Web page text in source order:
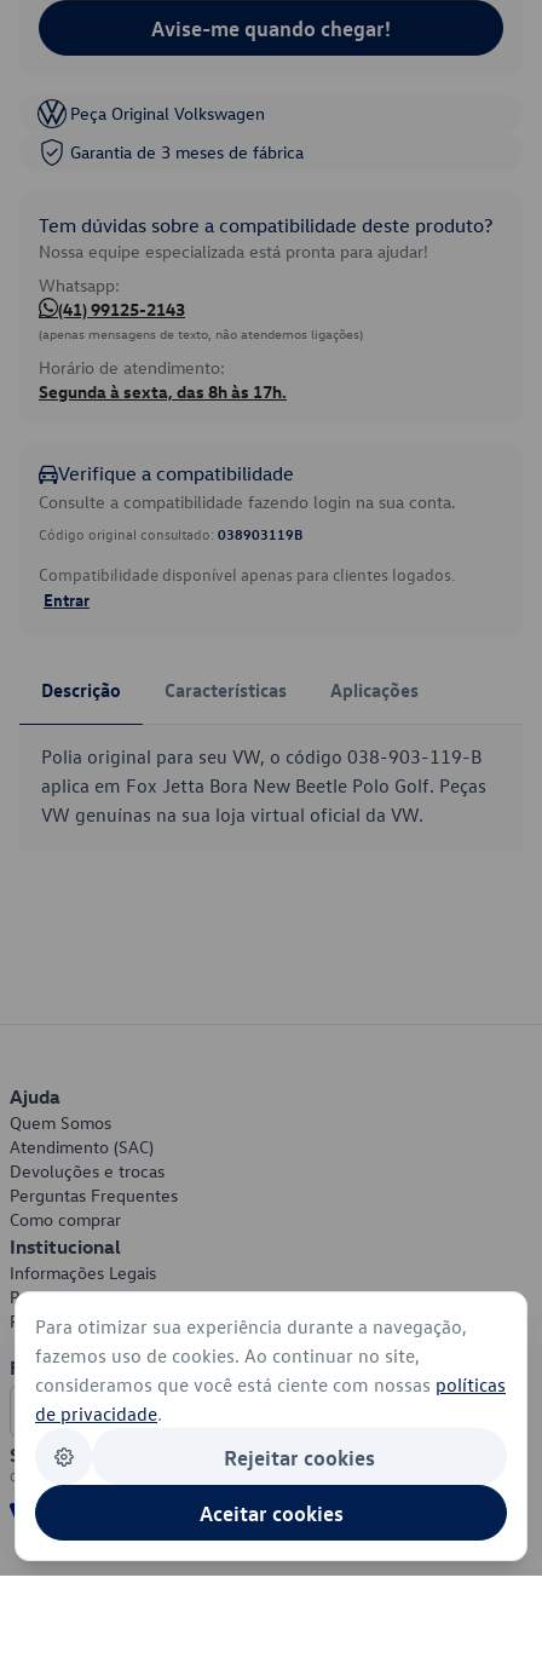
Avise-me quando chegar!
Peça Original Volkswagen
Garantia de 3 meses de fábrica
Tem dúvidas sobre a compatibilidade deste produto?
Nossa equipe especializada está pronta para ajudar!
Whatsapp:
(41) 99125-2143
(apenas mensagens de texto, não atendemos ligações)
Horário de atendimento:
Segunda à sexta, das 8h às 17h.
Verifique a compatibilidade
Consulte a compatibilidade fazendo login na sua conta.
Código original consultado: 038903119B
Compatibilidade disponível apenas para clientes logados.
Entrar
Descrição Características Aplicações
Polia original para seu VW, o código 038-903-119-B
aplica em Fox Jetta Bora New Beetle Polo Golf. Peças
VW genuínas na sua loja virtual oficial da VW.
Ajuda
Quem Somos
Atendimento (SAC)
Devoluções e trocas
Perguntas Frequentes
Como comprar
Institucional
Informações Legais
Política de Privacidade
Política de Cookies
Formas de Pagamento
Segurança
Para otimizar sua experiência durante a navegação,
fazemos uso de cookies. Ao continuar no site,
consideramos que você está ciente com nossas políticas
de privacidade.
Rejeitar cookies
Aceitar cookies